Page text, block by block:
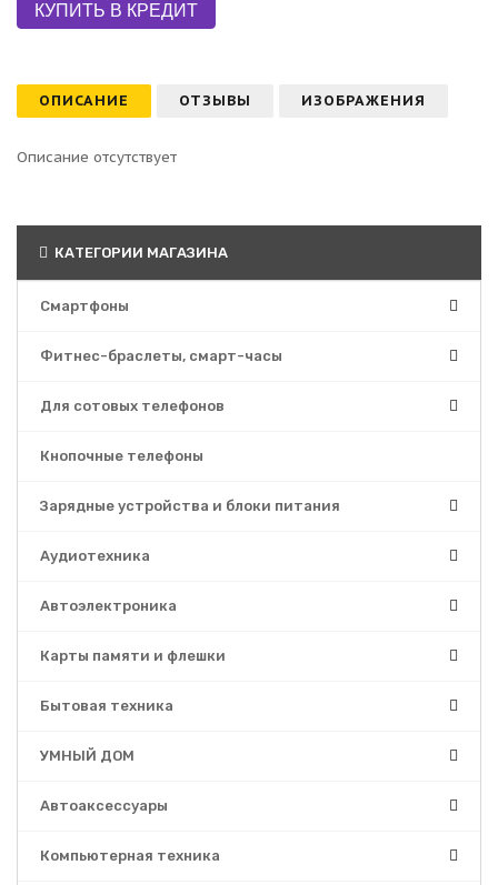
ОПИСАНИЕ ОТЗЫВЫ ИЗОБРАЖЕНИЯ
Описание отсутствует
КАТЕГОРИИ МАГАЗИНА
Смартфоны
Фитнес-браслеты, смарт-часы
Для сотовых телефонов
Кнопочные телефоны
Зарядные устройства и блоки питания
Аудиотехника
Автоэлектроника
Карты памяти и флешки
Бытовая техника
УМНЫЙ ДОМ
Автоаксессуары
Компьютерная техника